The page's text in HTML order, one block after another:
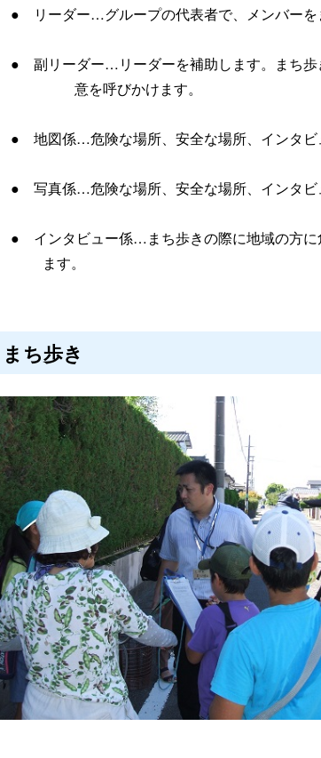
ーダー…グループの代表者で、メンバーをま
リーダー…リーダーを補助します。まち
を呼びかけます。
図係…危険な場所、安全な場所、インタビュ
真係…危険な場所、安全な場所、インタビュ
ンタビュー係…まち歩きの際に地域の方に危
す。
ち歩き